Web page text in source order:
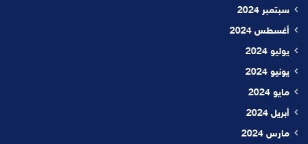
سبتمبر 2024
أغسطس 2024
يوليو 2024
يونيو 2024
مايو 2024
أبريل 2024
مارس 2024